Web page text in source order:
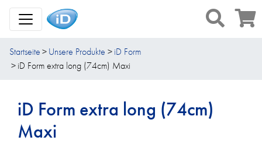
Toggle Navigation
Startseite Unsere Produkte
iD Form
iD Form extra long (74cm) Maxi
iD Form extra long (74cm)
Maxi